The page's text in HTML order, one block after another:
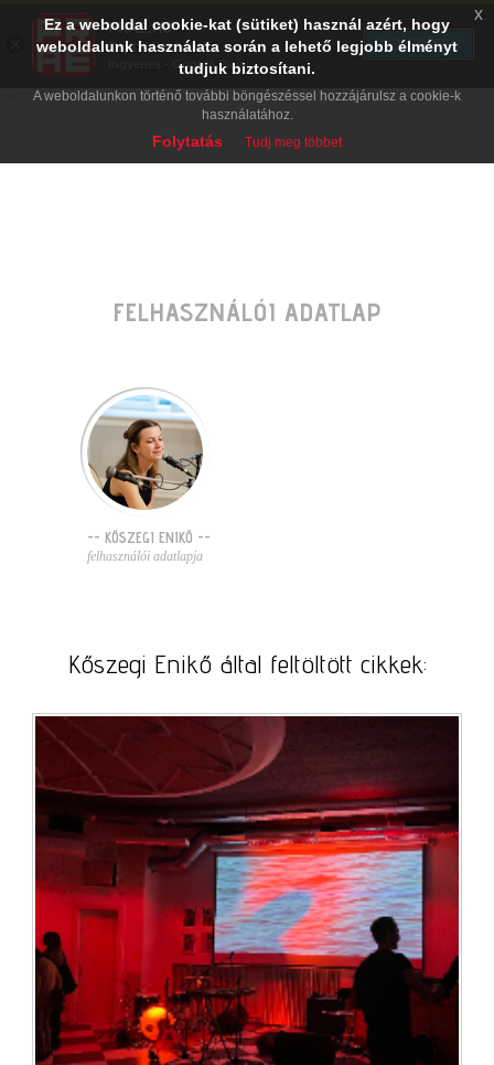
FELHASZNÁLÓI ADATLAP
-- KŐSZEGI ENIKŐ --
felhasználói adatlapja
Kőszegi Enikő által feltöltött cikkek:
Ez a weboldal cookie-kat (sütiket) használ azért, hogy
weboldalunk használata során a lehető legjobb élményt
tudjuk biztosítani.
A weboldalunkon történő további böngészéssel hozzájárulsz a cookie-k
használatához.
Folytatás Tudj meg többet
x
PRAE.HU
Digital Evolution
Ingyenes - Google Play
TELEPÍTÉS